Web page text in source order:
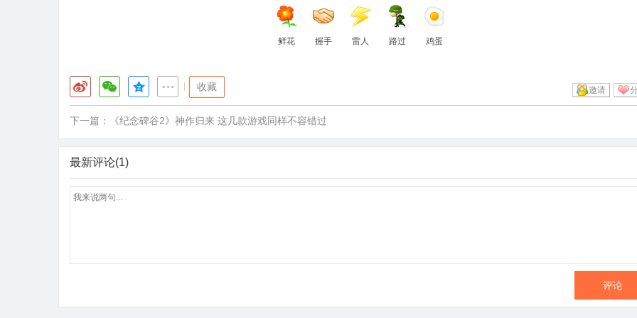
鲜花 握手 雷人 路过 鸡蛋
收藏 邀请
下一篇： 《纪念碑谷2》神作归来 这几款游戏同样不容错过
最新评论(1)
评论